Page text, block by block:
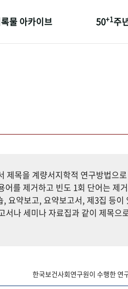
물 아카이브 50+1주
목을 계량서지학적 연구방법으
를 제거하고 빈도 1회 단어는 제
약보고, 요약보고서, 제3집 등이
나 세미나 자료집과 같이 제목으
한국보건사회연구원이 수행한 연